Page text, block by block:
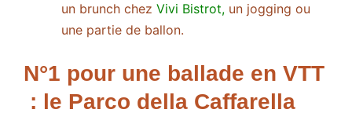
un brunch chez Vivi Bistrot, un jogging ou
une partie de ballon.
N°1 pour une ballade en VTT
: le Parco della Caffarella